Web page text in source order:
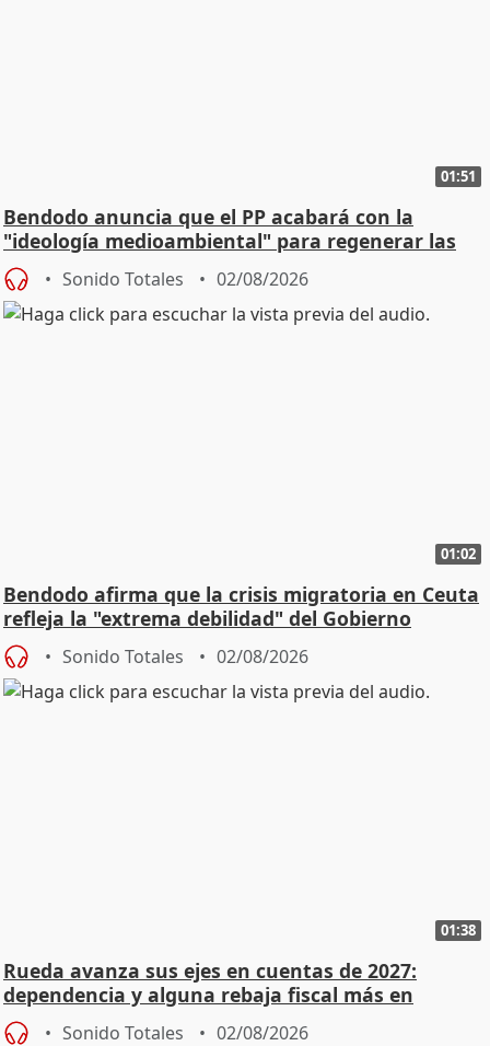
01:51
Bendodo anuncia que el PP acabará con la
"ideología medioambiental" para regenerar las
playas
Sonido Totales 02/08/2026
01:02
Bendodo afirma que la crisis migratoria en Ceuta
refleja la "extrema debilidad" del Gobierno
Sonido Totales 02/08/2026
01:38
Rueda avanza sus ejes en cuentas de 2027:
dependencia y alguna rebaja fiscal más en
vivienda
Sonido Totales 02/08/2026